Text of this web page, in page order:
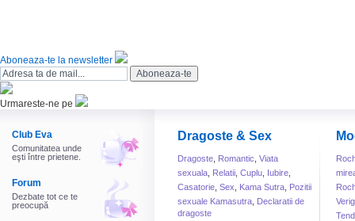
Aboneaza-te la newsletter
Urmareste-ne pe
Club Eva
Comunitatea unde
eşti între prietene.
Forum
Dezbate tot ce te
preocupă
Dragoste & Sex
Dragoste Romantic Viata
sexuala Relatii Cuplu Iubire
Casatorie Sex Kama Sutra Pozitii
sexuale Kamasutra Declaratii de
dragoste